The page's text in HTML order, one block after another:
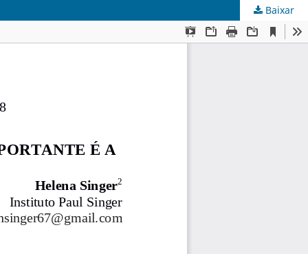
Baixar